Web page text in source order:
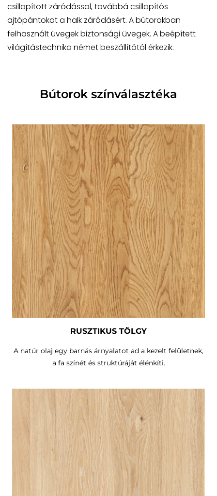
csillapított záródással, továbbá csillapítós
ajtópántokat a halk záródásért. A bútorokban
felhasznált üvegek biztonsági üvegek. A beépített
világítástechnika német beszállítótól érkezik.
Bútorok színválasztéka
RUSZTIKUS TÖLGY
A natúr olaj egy barnás árnyalatot ad a kezelt felületnek,
a fa színét és struktúráját élénkíti.